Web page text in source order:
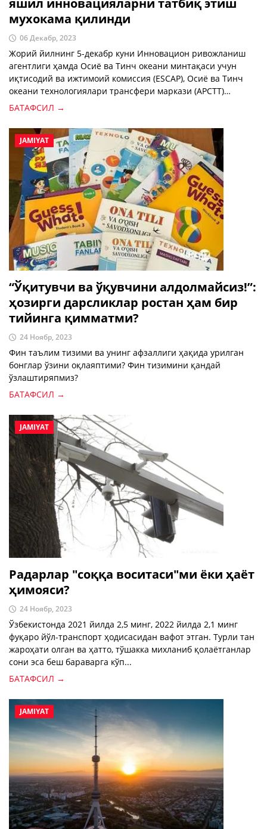
мухокама қилинди
06 Декабр, 2023
Жорий йилнинг 5-декабр куни Инновацион ривожланиш
агентлиги ҳамда Осиё ва Тинч океани минтақаси учун
иқтисодий ва ижтимоий комиссия (ESCAP), Осиё ва Тинч
океани технологиялари трансфери маркази (APCTT)
ҳамкорлигида “Иқлим таъсири ва барқарорлик учун яшил
ўтди.
БАТАФСИЛ →
JAMIYAT
“Ўқитувчи ва ўқувчини алдолмайсиз!”:
ҳозирги дарсликлар ростан ҳам бир
тийинга қимматми?
24 Ноябр, 2023
Фин таълим тизими ва унинг афзаллиги ҳақида урилган
бонглар ўзини оқлаяптими? Фин тизимини қандай
ўзлаштиряпмиз?
БАТАФСИЛ →
JAMIYAT
Радарлар "соққа воситаси"ми ёки ҳаёт
ҳимояси?
24 Ноябр, 2023
Ўзбекистонда 2021 йилда 2,5 минг, 2022 йилда 2,1 минг
фуқаро йўл-транспорт ҳодисасидан вафот этган. Турли тан
жароҳати олган ва ҳатто, тўшакка михланиб қолаётганлар
сони эса беш бараварга кўп...
БАТАФСИЛ →
JAMIYAT